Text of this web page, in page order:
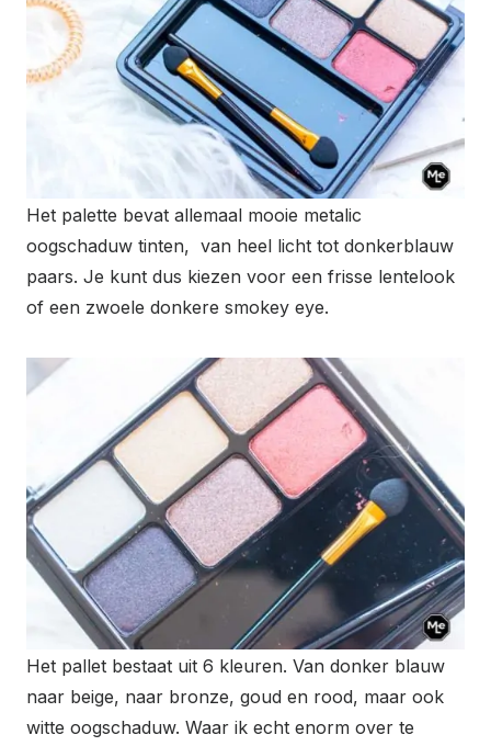
Het palette bevat allemaal mooie metalic
oogschaduw tinten, van heel licht tot donkerblauw
paars. Je kunt dus kiezen voor een frisse lentelook
of een zwoele donkere smokey eye.
Het pallet bestaat uit 6 kleuren. Van donker blauw
naar beige, naar bronze, goud en rood, maar ook
witte oogschaduw. Waar ik echt enorm over te